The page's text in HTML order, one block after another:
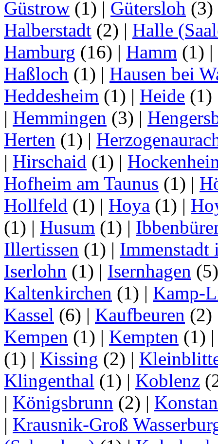
Güstrow (1) | Gütersloh (3)
Halberstadt (2) | Halle
Hamburg (16) | Hamm (1) |
Haßloch (1) | Hausen bei
Heddesheim (1) | Heide (1)
| Hemmingen (3) |
Herten (1) |
| Hirschaid (1) |
Hofheim am Taunus (1) |
Hollfeld (1) | Hoya (1) |
(1) | Husum (1) |
Illertissen (1) | Immenstadt
Iserlohn (1) | Isernhagen
Kaltenkirchen (1) | Kamp-
Kassel (6) | Kaufbeuren (2)
Kempen (1) | Kempten (1)
(1) | Kissing (2) |
Klingenthal (1) | Koblenz
| Königsbrunn (2) |
| Krausnik-Groß